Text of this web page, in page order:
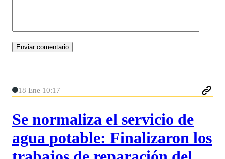
18 Ene 10:17
Se normaliza el servicio de
agua potable: Finalizaron los